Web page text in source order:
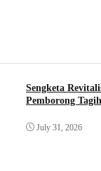
Sengketa
Pemborong
July 31, 2026